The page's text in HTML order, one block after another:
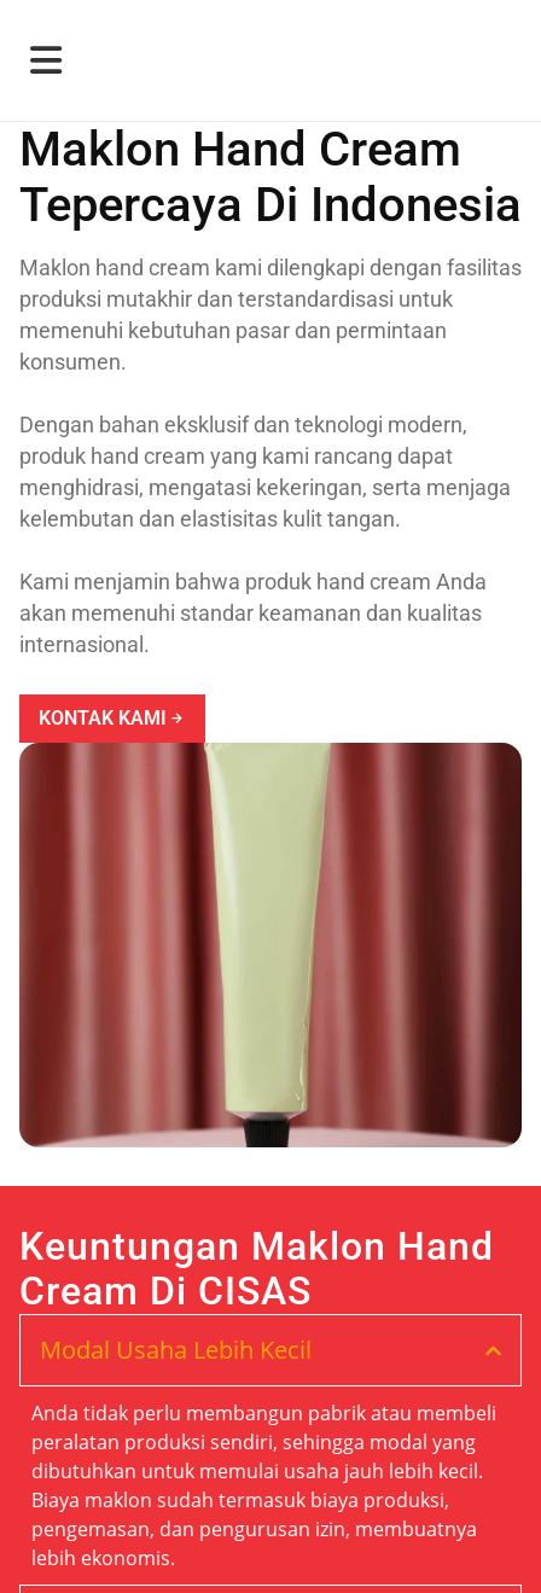
Maklon Hand Cream
Tepercaya Di Indonesia
Maklon hand cream kami dilengkapi dengan fasilitas
produksi mutakhir dan terstandardisasi untuk
memenuhi kebutuhan pasar dan permintaan
konsumen.
Dengan bahan eksklusif dan teknologi modern,
produk hand cream yang kami rancang dapat
menghidrasi, mengatasi kekeringan, serta menjaga
kelembutan dan elastisitas kulit tangan.
Kami menjamin bahwa produk hand cream Anda
akan memenuhi standar keamanan dan kualitas
internasional.
KONTAK KAMI
Keuntungan Maklon Hand
Cream Di CISAS
Modal Usaha Lebih Kecil
Anda tidak perlu membangun pabrik atau membeli
peralatan produksi sendiri, sehingga modal yang
dibutuhkan untuk memulai usaha jauh lebih kecil.
Biaya maklon sudah termasuk biaya produksi,
pengemasan, dan pengurusan izin, membuatnya
lebih ekonomis.